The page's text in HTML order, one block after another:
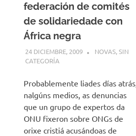
federación de comités
de solidariedade con
África negra
24 DICIEMBRE, 2009 DESARROLLO
NOVAS,SIN
CATEGORÍA
Probablemente liades días atrás,
nalgúns medios, as denuncias
que un grupo de expertos da
ONU fixeron sobre ONGs de
orixe cristiá acusándoas de